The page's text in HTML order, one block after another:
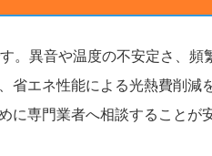
。異音や温度の不安定さ、頻
省エネ性能による光熱費削減
に専門業者へ相談することが